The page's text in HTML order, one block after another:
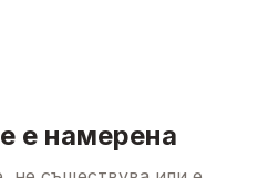
е намерена